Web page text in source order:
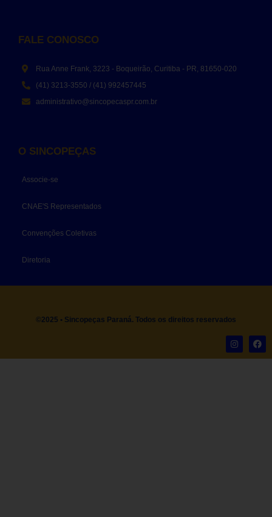
FALE CONOSCO
Rua Anne Frank, 3223 - Boqueirão, Curitiba - PR, 81650-020
(41) 3213-3550 / (41) 992457445
administrativo@sincopecaspr.com.br
O SINCOPEÇAS
Associe-se
CNAE'S Representados
Convenções Coletivas
Diretoria
©2025 • Sincopeças Paraná. Todos os direitos reservados